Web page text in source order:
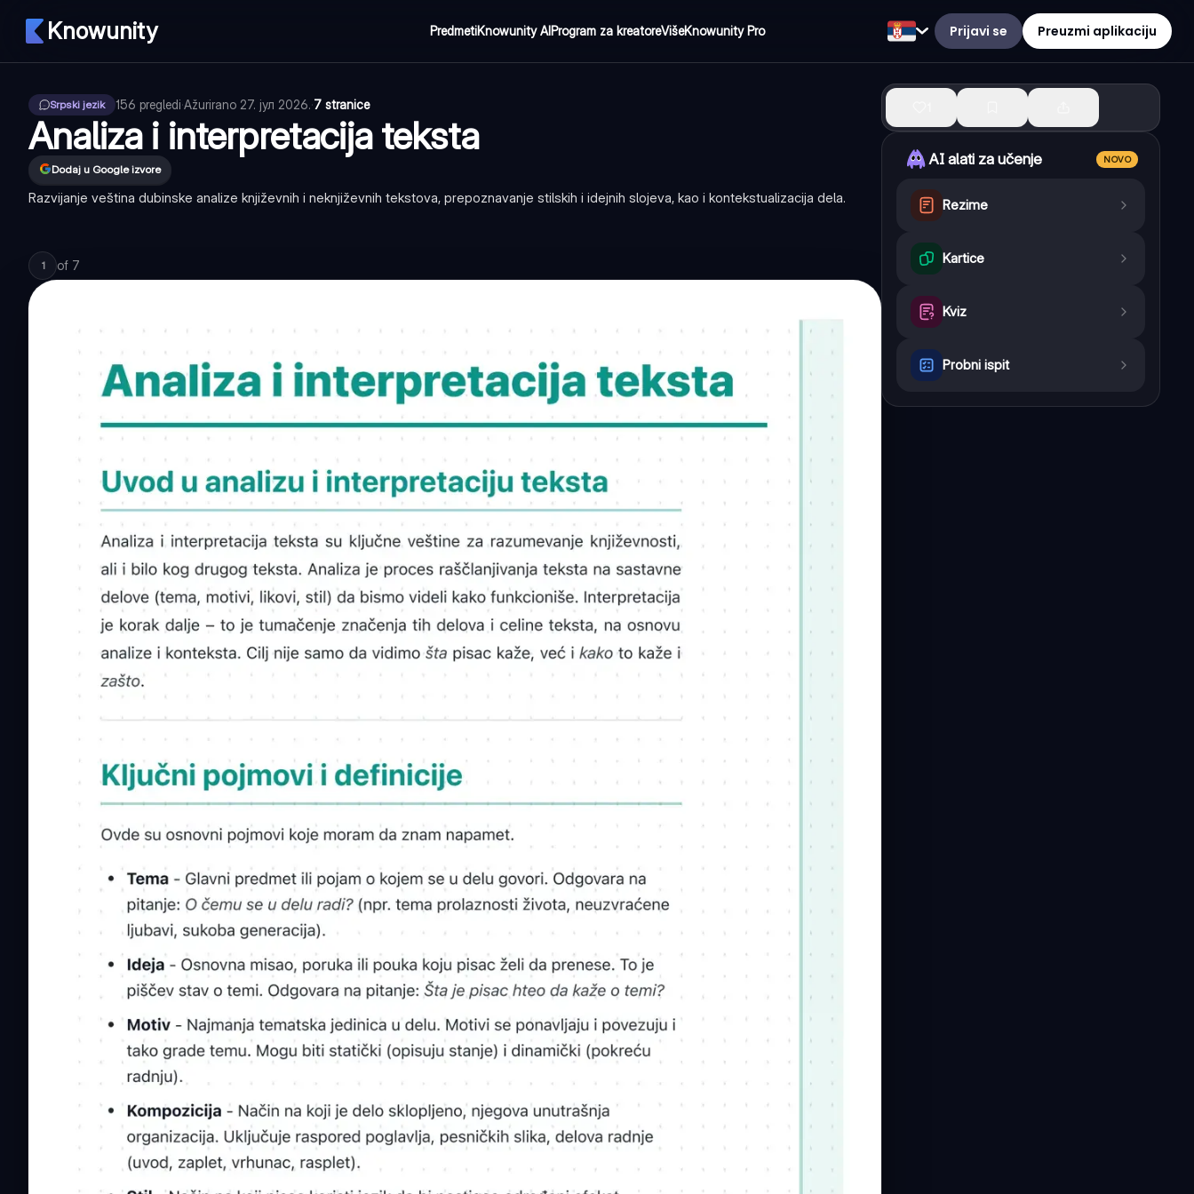
Knowunity PredmetiKnowunity AIProgram za kreatoreVišeKnowunity Pro Prijavi se Preuzmi aplikaciju
Srpski jezik 156 pregledi·Ažurirano 27. јул 2026.·7 stranice
Analiza i interpretacija teksta
Dodaj u Google izvore
Razvijanje veština dubinske analize književnih i neknjiževnih tekstova, prepoznavanje stilskih i idejnih slojeva, kao i kontekstualizacija dela.
1 of 7
AI alati za učenje NOVO
Rezime
Kartice
Kviz
Probni ispit